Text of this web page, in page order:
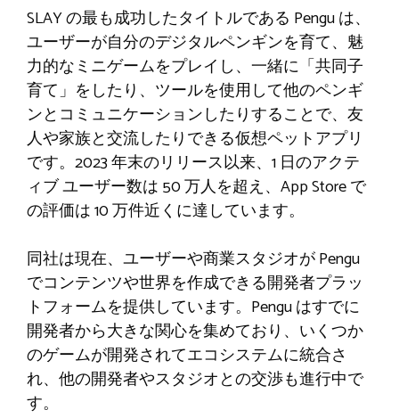
SLAY の最も成功したタイトルである Pengu は、
ユーザーが自分のデジタルペンギンを育て、魅
力的なミニゲームをプレイし、一緒に「共同子
育て」をしたり、ツールを使用して他のペンギ
ンとコミュニケーションしたりすることで、友
人や家族と交流したりできる仮想ペットアプリ
です。2023 年末のリリース以来、1 日のアクテ
ィブ ユーザー数は 50 万人を超え、App Store で
の評価は 10 万件近くに達しています。
同社は現在、ユーザーや商業スタジオが Pengu
でコンテンツや世界を作成できる開発者プラッ
トフォームを提供しています。Pengu はすでに
開発者から大きな関心を集めており、いくつか
のゲームが開発されてエコシステムに統合さ
れ、他の開発者やスタジオとの交渉も進行中で
す。